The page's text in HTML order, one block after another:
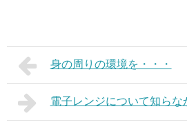
身の周りの環境を・・・
電子レンジについて知らな